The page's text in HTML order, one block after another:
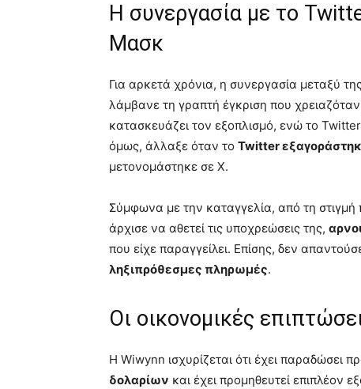
Η συνεργασία με το
Μασκ
Για αρκετά χρόνια, η συνεργασία μεταξύ
λάμβανε τη γραπτή έγκριση που
κατασκευάζει τον εξοπλισμό, ενώ το
όμως, άλλαξε όταν το Twitter
μετονομάστηκε σε Χ.
Σύμφωνα με την καταγγελία, από τη
άρχισε να αθετεί τις υποχρεώσεις της,
που είχε παραγγείλει. Επίσης, δεν
ληξιπρόθεσμες πληρωμές.
Οι οικονομικές
Η Wiwynn ισχυρίζεται ότι έχει παραδώσει
δολαρίων και έχει προμηθευτεί επιπλέον